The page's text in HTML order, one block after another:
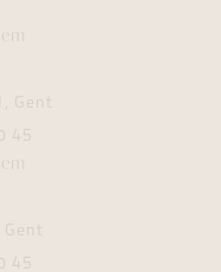
Gent
45
45